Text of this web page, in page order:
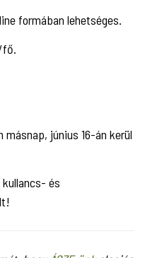
formában lehetséges.
fő.
június 16-án kerül
és